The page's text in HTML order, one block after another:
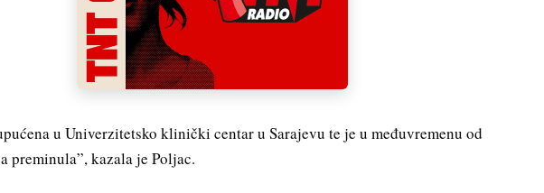
u Univerzitetsko klinički centar u Sarajevu te je u međuvremenu od
preminula”, kazala je Poljac.